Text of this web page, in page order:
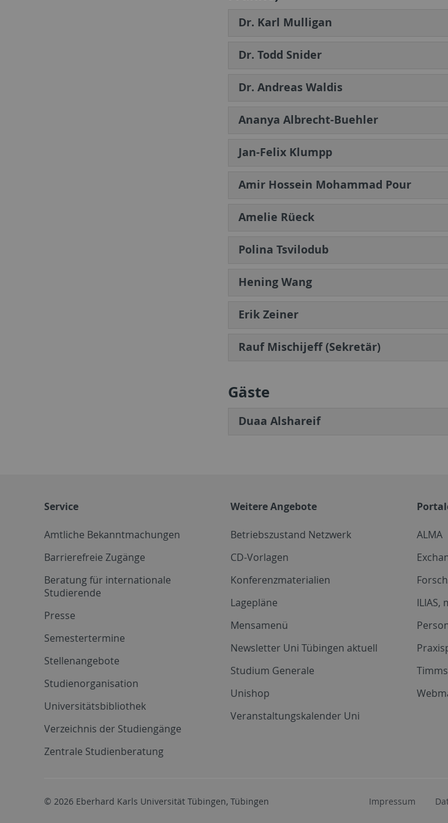
Dr. Karl Mulligan
Dr. Todd Snider
Dr. Andreas Waldis
Ananya Albrecht-Buehler
Jan-Felix Klumpp
Amir Hossein Mohammad Pour
Amelie Rüeck
Polina Tsvilodub
Hening Wang
Erik Zeiner
Rauf Mischijeff (Sekretär)
Gäste
Duaa Alshareif
Service
Amtliche Bekanntmachungen
Barrierefreie Zugänge
Beratung für internationale
Studierende
Presse
Semestertermine
Stellenangebote
Studienorganisation
Universitätsbibliothek
Verzeichnis der Studiengänge
Zentrale Studienberatung
Weitere Angebote
Betriebszustand Netzwerk
CD-Vorlagen
Konferenzmaterialien
Lagepläne
Mensamenü
Newsletter Uni Tübingen aktuell
Studium Generale
Unishop
Veranstaltungskalender Uni
ALMA
ILIAS,
© 2026 Eberhard Karls Universität Tübingen, Tübingen Impressum